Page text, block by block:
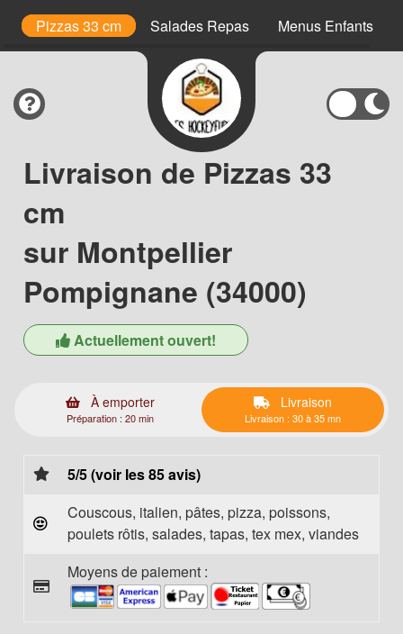
Pizzas 33 cm Salades Repas Menus Enfants
Livraison de Pizzas 33
cm
sur Montpellier
Pompignane (34000)
Actuellement ouvert!
À emporter
Préparation : 20 min
Livraison
Livraison : 30 à 35 mn
5/5 (voir les 85 avis)
Couscous, italien, pâtes, pizza, poissons,
poulets rôtis, salades, tapas, tex mex, viandes
Moyens de paiement :